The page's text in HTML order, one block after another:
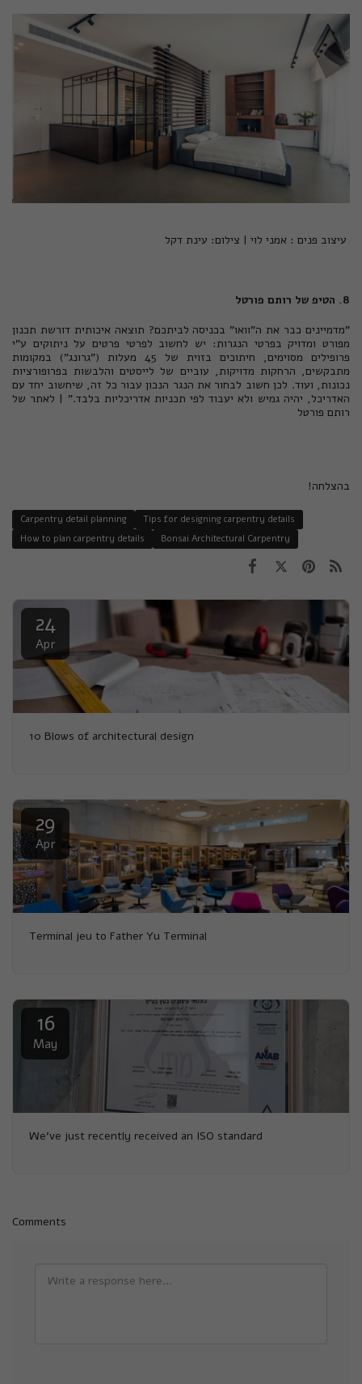
עיצוב פנים : אמני לוי | צילום: עינת דקל
8. הטיפ של רותם פורטל
"מדמיינים כבר את ה"וואו" בכניסה לביתכם? תוצאה איכותית דורשת תכנון
מפורט ומדויק בפרטי הנגרות: יש לחשוב לפרטי פרטים על ניתוקים ע"י
פרופילים מסוימים, חיתוכים בזוית של 45 מעלות ("גרונג") במקומות
מתבקשים, הרחקות מדויקות, עוביים של לייסטים והלבשות בפרופורציות
נכונות, ועוד. לכן חשוב לבחור את הנגר הנכון עבור כל זה, שיחשוב יחד עם
האדריכל, יהיה גמיש ולא יעבוד לפי תכניות אדריכליות בלבד." | לאתר של
רותם פורטל
בהצלחה!
Carpentry detail planning
Tips for designing carpentry details
How to plan carpentry details
Bonsai Architectural Carpentry
24
Apr
10 Blows of architectural design
29
Apr
Terminal jeu to Father Yu Terminal
16
May
We've just recently received an ISO standard
Comments